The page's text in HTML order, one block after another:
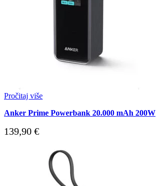
Pročitaj više
Anker Prime Powerbank 20.000 mAh 200W
139,90 €